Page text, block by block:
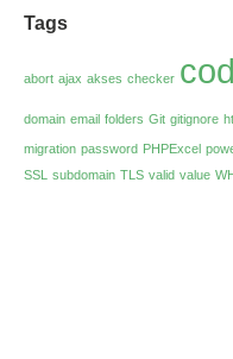
Tags
abort ajax akses checker
domain email folders Git gitignore
migration password PHPExcel
SSL
subdomain TLS valid value